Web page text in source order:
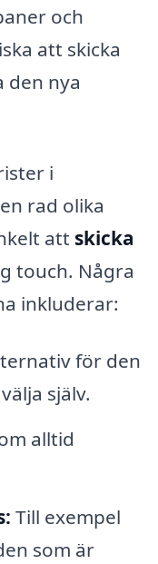
och
att skicka
nya
i
rad olika
att skicka
touch. Några
inkluderar:
för den
själv.
alltid
Till exempel
som är